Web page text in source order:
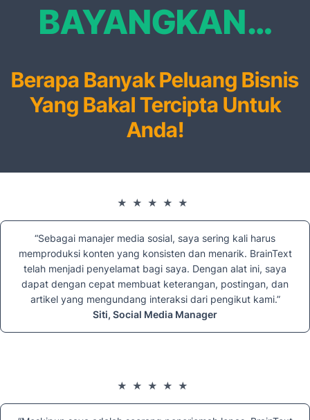
BAYANGKAN…
Berapa Banyak Peluang Bisnis
Yang Bakal Tercipta Untuk
Anda!
★★★★★
“Sebagai manajer media sosial, saya sering kali harus
memproduksi konten yang konsisten dan menarik. BrainText
telah menjadi penyelamat bagi saya. Dengan alat ini, saya
dapat dengan cepat membuat keterangan, postingan, dan
artikel yang mengundang interaksi dari pengikut kami.”
Siti, Social Media Manager
★★★★★